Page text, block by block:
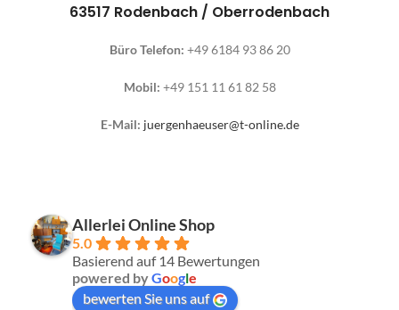
63517 Rodenbach / Oberrodenbach
Büro Telefon: +49 6184 93 86 20
Mobil: +49 151 11 61 82 58
E-Mail: juergenhaeuser@t-online.de
Allerlei Online Shop
5.0
Basierend auf 14 Bewertungen
powered byGoogle
bewerten Sie uns auf